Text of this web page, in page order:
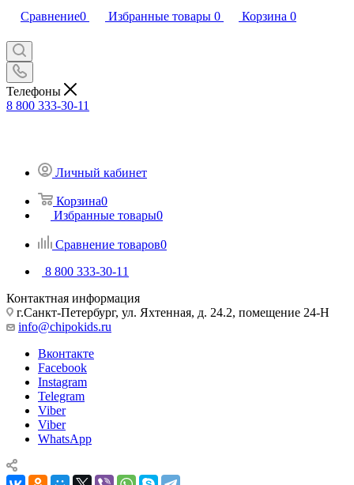
Сравнение0 Избранные товары 0 Корзина 0
Телефоны
8 800 333-30-11
Личный кабинет
Корзина0
Избранные товары0
Сравнение товаров0
8 800 333-30-11
Контактная информация
г.Санкт-Петербург, ул. Яхтенная, д. 24.2, помещение 24-Н
info@chipokids.ru
Вконтакте
Facebook
Instagram
Telegram
Viber
Viber
WhatsApp